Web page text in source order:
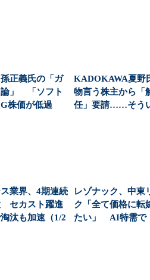
正義氏の「ガ
論」 「ソフト
株価が低過
KADOKAWA夏野
物言う株主から「
任」要請……そう
業界、4期連続
セカスト躍進
汰も加速（1/2
レゾナック、中東
ク「全て価格に転
たい」 AI特需で